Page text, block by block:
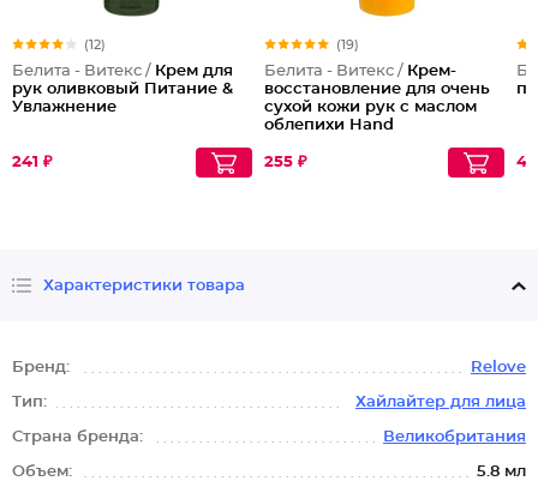
(12)
Белита - Витекс / Крем для
рук оливковый Питание &
Увлажнение
241 ₽
(19)
Белита - Витекс / Крем-
восстановление для очень
сухой кожи рук с маслом
облепихи Hand
and Dry Very Skin
255 ₽
Характеристики товара
Бренд: Relove
Тип: Хайлайтер для лица
Страна бренда: Великобритания
Объем: 5.8 мл